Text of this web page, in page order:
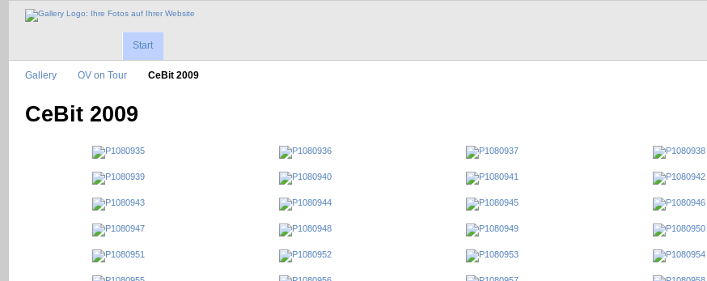
Start
Gallery OV on Tour CeBit 2009
CeBit 2009